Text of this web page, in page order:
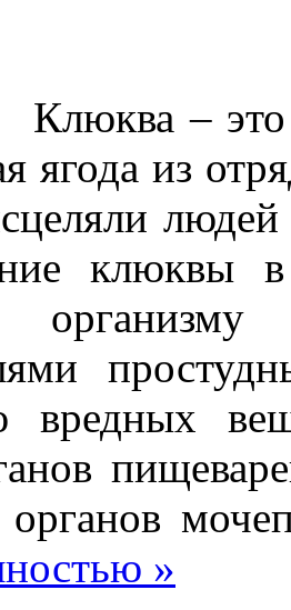
Клюква – это
ягода из
людей
организму
вредных
органов моче
»